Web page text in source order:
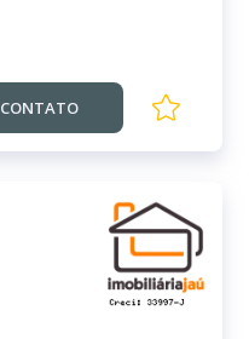
CONTATO